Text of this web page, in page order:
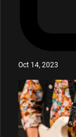
Oct 14, 2023